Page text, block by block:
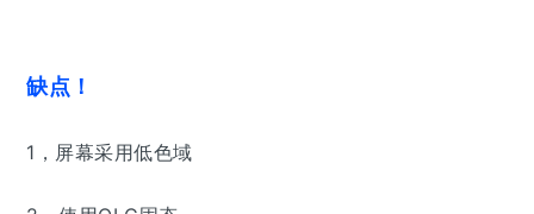
缺点！
1，屏幕采用低色域